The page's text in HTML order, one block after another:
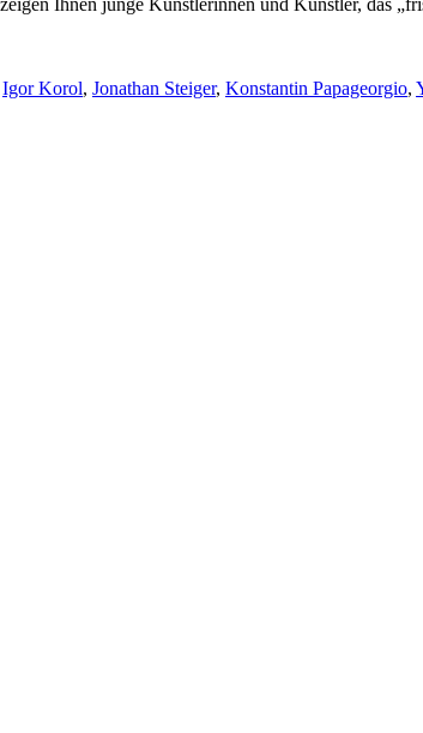
Ihnen junge Künstlerinnen und Künstler, das
Igor Korol, Jonathan Steiger, Konstantin Papageorgio,